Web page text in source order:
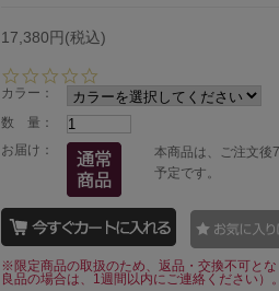
17,380円(税込)
0
s
t
a
r
r
a
t
i
n
g
カラー：
数 量：
お届け：
本商品は、ご注文後
予定です。
※限定商品の取扱のため、返品・交換不可とな
良品の場合は、1週間以内にご連絡ください）。